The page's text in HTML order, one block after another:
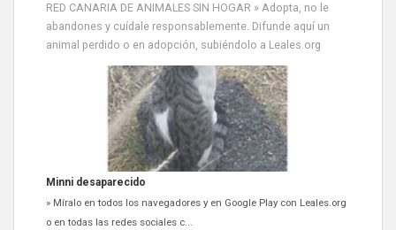
RED CANARIA DE ANIMALES SIN HOGAR » Adopta, no le
abandones y cuídale responsablemente. Difunde aquí un
animal perdido o en adopción, subiéndolo a Leales.org
Minni desaparecido
» Míralo en todos los navegadores y en Google Play con Leales.org
o en todas las redes sociales c...